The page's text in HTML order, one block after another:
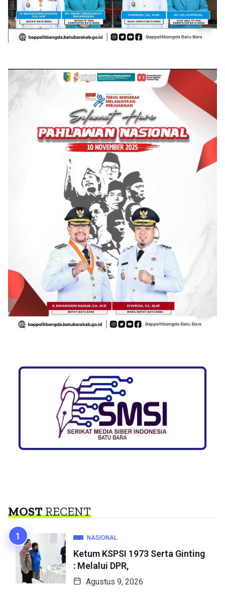
MOSTRECENT
NASIONAL
Ketum KSPSI 1973 Serta Ginting
: Melalui DPR,
Agustus 9, 2026